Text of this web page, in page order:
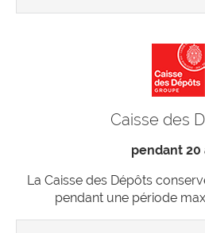
Caisse des
pendant 20
La Caisse des Dépôts
pendant une période